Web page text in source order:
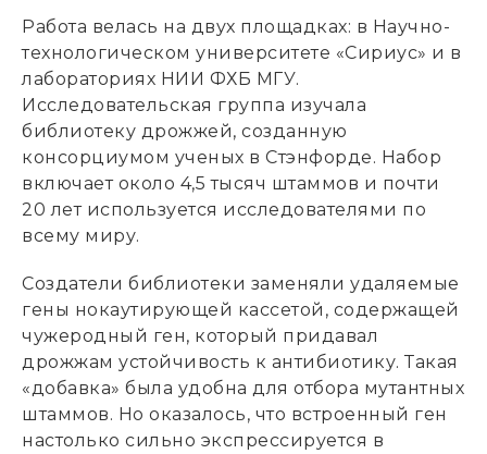
Работа велась на двух площадках: в Научно-
технологическом университете «Сириус» и в
лабораториях НИИ ФХБ МГУ.
Исследовательская группа изучала
библиотеку дрожжей, созданную
консорциумом ученых в Стэнфорде. Набор
включает около 4,5 тысяч штаммов и почти
20 лет используется исследователями по
всему миру.
Создатели библиотеки заменяли удаляемые
гены нокаутирующей кассетой, содержащей
чужеродный ген, который придавал
дрожжам устойчивость к антибиотику. Такая
«добавка» была удобна для отбора мутантных
штаммов. Но оказалось, что встроенный ген
настолько сильно экспрессируется в